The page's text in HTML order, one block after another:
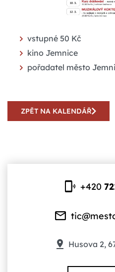
vstupné 50 Kč
kino Jemnice
pořadatel město
ZPĚT NA KALENDÁŘ
+420
Husova 2,